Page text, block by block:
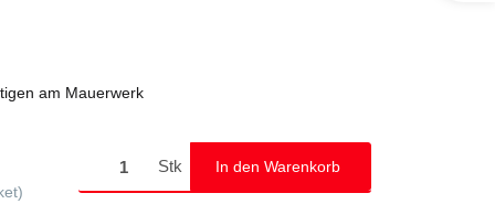
am Mauerwerk
Stk In den Warenkorb